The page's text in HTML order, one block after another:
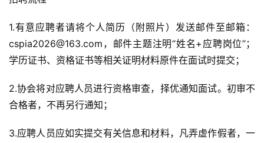
1.有意应聘者请将个人简历（附照片）发送邮件至邮箱：
cspia2026@163.com，邮件主题注明“姓名+应聘岗位”；
学历证书、资格证书等相关证明材料原件在面试时提交；
2.协会将对应聘人员进行资格审查，择优通知面试。初审不
合格者，不再另行通知；
3.应聘人员应如实提交有关信息和材料，凡弄虚作假者，一